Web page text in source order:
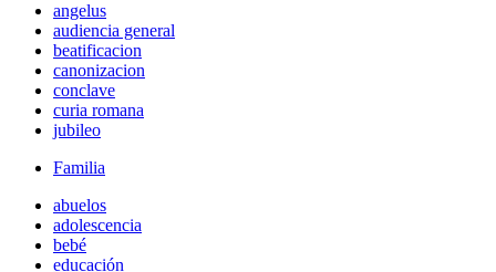
angelus
audiencia general
beatificacion
canonizacion
conclave
curia romana
jubileo
Familia
abuelos
adolescencia
bebé
educación